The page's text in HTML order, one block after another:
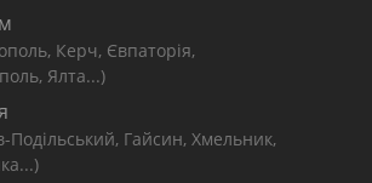
Керч, Євпаторія,
Ялта...)
Подільський, Гайсин, Хмельник,